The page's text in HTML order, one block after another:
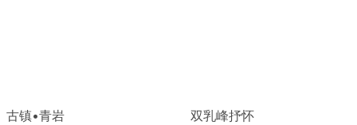
古镇•青岩 双乳峰抒怀